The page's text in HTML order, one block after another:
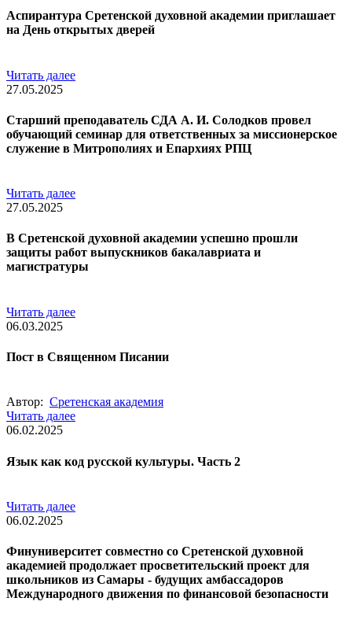
Аспирантура Сретенской духовной академии приглашает
на День открытых дверей
Читать далее
27.05.2025
Старший преподаватель СДА А. И. Солодков провел
обучающий семинар для ответственных за миссионерское
служение в Митрополиях и Епархиях РПЦ
Читать далее
27.05.2025
В Сретенской духовной академии успешно прошли
защиты работ выпускников бакалавриата и
магистратуры
Читать далее
06.03.2025
Пост в Священном Писании
Автор: Сретенская академия
Читать далее
06.02.2025
Язык как код русской культуры. Часть 2
Читать далее
06.02.2025
Финуниверситет совместно со Сретенской духовной
академией продолжает просветительский проект для
школьников из Самары - будущих амбассадоров
Международного движения по финансовой безопасности